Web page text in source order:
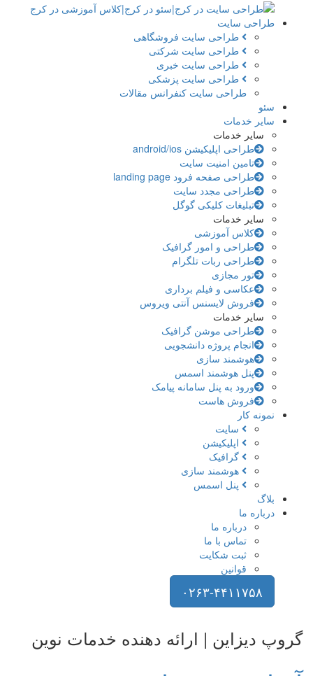
طراحی سایت
طراحی سایت فروشگاهی
طراحی سایت شرکتی
طراحی سایت خبری
طراحی سایت پزشکی
طراحی سایت کنفرانس مقالات
سئو
سایر خدمات
سایر خدمات
طراحی اپلیکیشن android/ios
تامین امنیت سایت
طراحی صفحه فرود landing page
طراحی مجدد سایت
تبلیغات کلیکی گوگل
سایر خدمات
کلاس آموزشی
طراحی و امور گرافیک
طراحی ربات تلگرام
تور مجازی
عکاسی و فیلم برداری
فروش لایسنس آنتی ویروس
سایر خدمات
طراحی موشن گرافیک
انجام پروژه دانشجویی
هوشمند سازی
پنل هوشمند اسمس
ورود به پنل سامانه پیامک
فروش هاست
نمونه کار
سایت
اپلیکیشن
گرافیک
هوشمند سازی
پنل اسمس
بلاگ
درباره ما
درباره ما
تماس با ما
ثبت شکایت
قوانین
۰۲۶۳-۴۴۱۱۷۵۸
گروپ دیزاین | ارائه دهنده خدمات نوین